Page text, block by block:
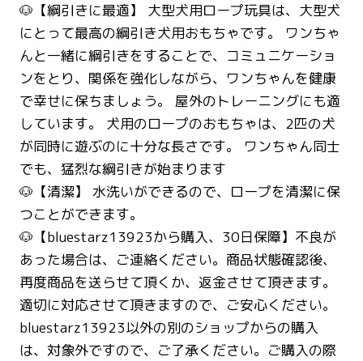
🐶【綱引きに最適】 大型犬用ロープ玩具は、大型犬
にとって最高の綱引き犬用おもちゃです。 ワンちゃ
んと一緒に綱引きをすることで、コミュニケーショ
ンをとり、関係を強化しながら、ワンちゃんを健康
で幸せに保ちましょう。 屋外のトレーニングにも適
しています。 犬用のロープのおもちゃは、2匹の犬
が同時に遊ぶのに十分な長さです。 ワンちゃん同士
でも、猛烈な綱引きが始まります
🐶【清潔】 水洗いができるので、ロープを清潔に保
つことができます。
🐶【bluestarz13923から購入、30日保障】不良が
あった場合は、ご連絡ください。商品状態確認後、
再度商品を送らせて頂くか、返金させて頂きます。
適切に対応させて頂きますので、ご安心ください。
bluestarz13923以外の別のショップからの購入
は、対象外ですので、ご了承ください。ご購入の際